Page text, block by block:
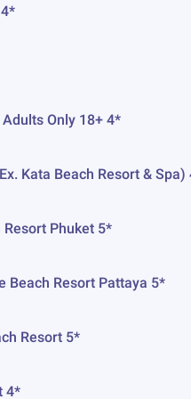
Only 18+ 4*
Kata Beach Resort & Spa)
Phuket 5*
Beach Resort Pattaya 5*
Resort 5*
4*